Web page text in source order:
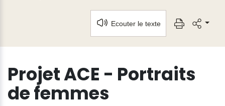
Ecouter le texte
Projet ACE - Portraits
de femmes